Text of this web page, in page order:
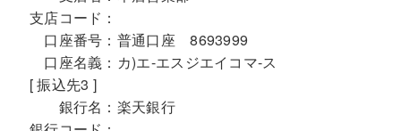
支店コード：
口座番号： 普通口座 8693999
口座名義： カ)エ-エスジエイコマ-ス
[ 振込先3 ]
銀行名： 楽天銀行